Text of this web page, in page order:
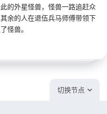
的外星怪兽，怪兽一路追赶众
余的人在退伍兵马师傅带领下
怪兽。
切换节点